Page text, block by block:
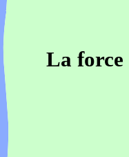
La force